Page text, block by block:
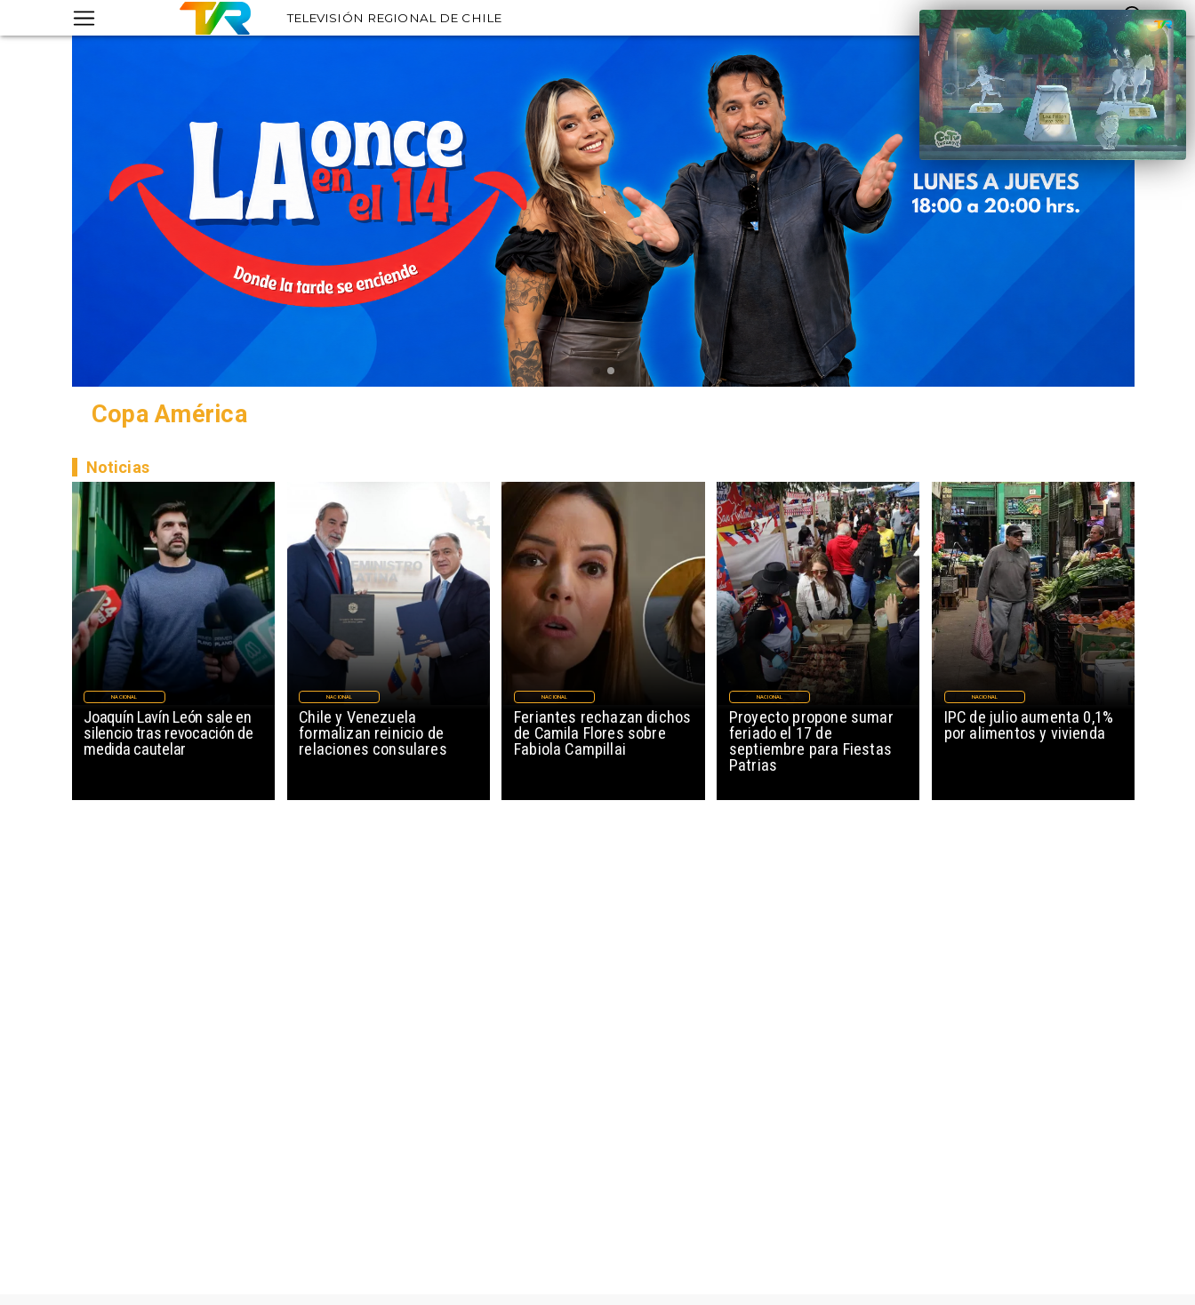
TELEVISIÓN REGIONAL DE CHILE
Copa América
Joaquín Lavín León sale en
silencio tras revocación de
medida cautelar
NACIONAL
Noticias
Chile y Venezuela
formalizan reinicio de
relaciones consulares
NACIONAL
Feriantes rechazan dichos
de Camila Flores sobre
Fabiola Campillai
NACIONAL
Proyecto propone sumar
feriado el 17 de
septiembre para Fiestas
Patrias
NACIONAL
IPC de julio aumenta 0,1%
por alimentos y vivienda
NACIONAL